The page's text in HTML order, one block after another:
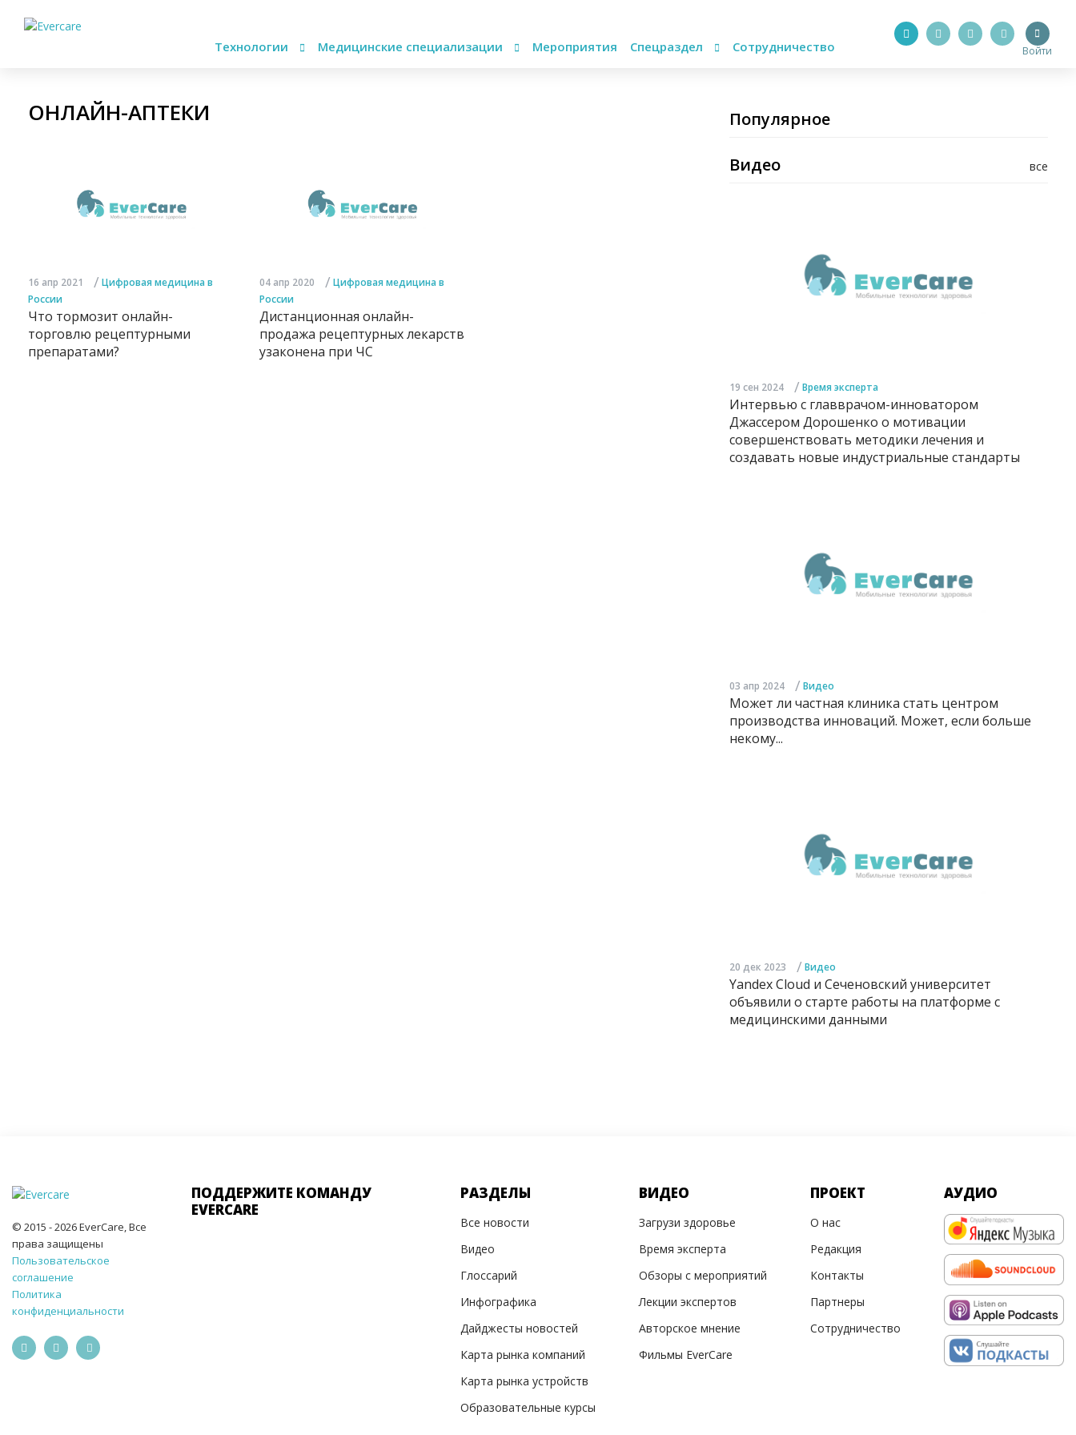
Технологии Медицинские специализации Мероприятия Спецраздел Сотрудничество Войти
ОНЛАЙН-АПТЕКИ
16 апр 2021 / Цифровая медицина в
России
Что тормозит онлайн-
торговлю рецептурными
препаратами?
04 апр 2020 / Цифровая медицина в
России
Дистанционная онлайн-
продажа рецептурных лекарств
узаконена при ЧС
Популярное
все
Видео
19 сен 2024 / Время эксперта
Интервью с главврачом-инноватором
Джассером Дорошенко о мотивации
совершенствовать методики лечения и
создавать новые индустриальные стандарты
03 апр 2024 / Видео
Может ли частная клиника стать центром
производства инноваций. Может, если больше
некому...
20 дек 2023 / Видео
Yandex Cloud и Сеченовский университет
объявили о старте работы на платформе с
медицинскими данными
© 2015 - 2026 EverCare, Все
права защищены
Пользовательское
соглашение
Политика
конфиденциальности
ПОДДЕРЖИТЕ КОМАНДУ
EVERCARE
РАЗДЕЛЫ
Все новости
Видео
Глоссарий
Инфографика
Дайджесты новостей
Карта рынка компаний
Карта рынка устройств
Образовательные курсы
ВИДЕО
Загрузи здоровье
Время эксперта
Обзоры с мероприятий
Лекции экспертов
Авторское мнение
Фильмы EverCare
ПРОЕКТ
О нас
Редакция
Контакты
Партнеры
Сотрудничество
АУДИО